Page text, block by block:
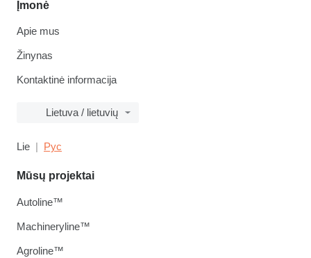
Įmonė
Apie mus
Žinynas
Kontaktinė informacija
Lietuva / lietuvių
Lie Рус
Mūsų projektai
Autoline™
Machineryline™
Agroline™